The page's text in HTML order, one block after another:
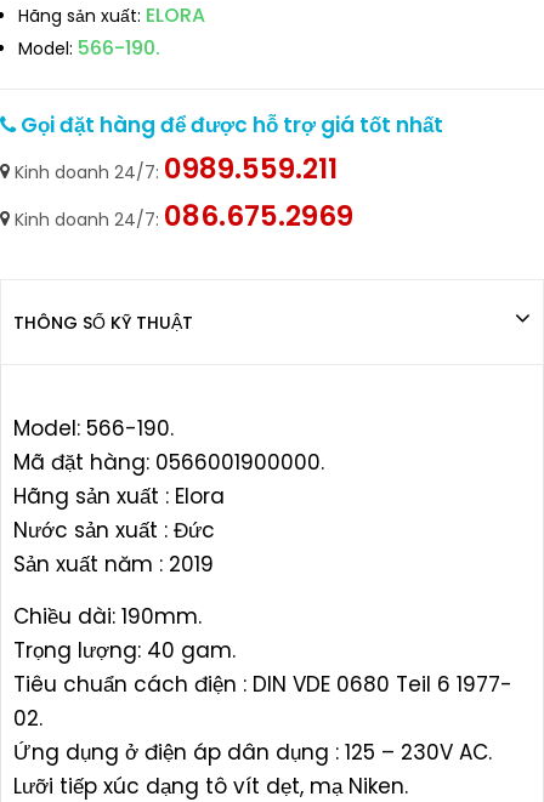
Hãng sản xuất: ELORA
Model: 566-190.
Gọi đặt hàng để được hỗ trợ giá tốt nhất
Kinh doanh 24/7: 0989.559.211
Kinh doanh 24/7: 086.675.2969
THÔNG SỐ KỸ THUẬT
Model: 566-190.
Mã đặt hàng: 0566001900000.
Hãng sản xuất : Elora
Nước sản xuất : Đức
Sản xuất năm : 2019
Chiều dài: 190mm.
Trọng lượng: 40 gam.
Tiêu chuẩn cách điện : DIN VDE 0680 Teil 6 1977-
02.
Ứng dụng ở điện áp dân dụng : 125 – 230V AC.
Lưỡi tiếp xúc dạng tô vít dẹt, mạ Niken.